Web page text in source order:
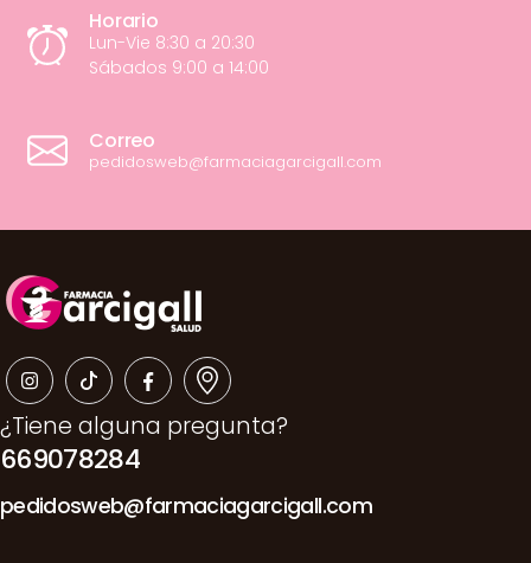
Horario
Lun-Vie 8:30 a 20:30
Sábados 9:00 a 14:00
Correo
pedidosweb@farmaciagarcigall.com
¿Tiene alguna pregunta?
669078284
pedidosweb@farmaciagarcigall.com